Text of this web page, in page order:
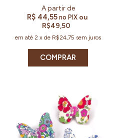
R$ 44,55no PIX ou
R$49,50
em até2 xde R$24,75 sem juros
COMPRAR